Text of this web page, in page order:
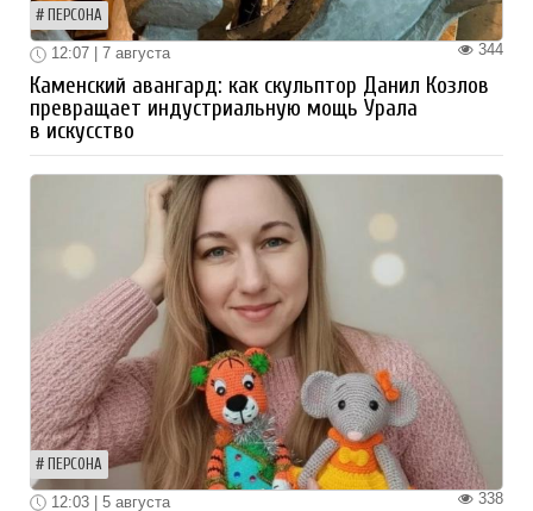
ПЕРСОНА
344
12:07 | 7 августа
Каменский авангард: как скульптор Данил Козлов
превращает индустриальную мощь Урала
в искусство
ПЕРСОНА
338
12:03 | 5 августа